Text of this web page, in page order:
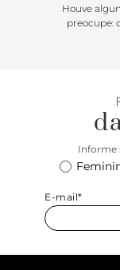
Houve
preocupe:
Informe
E-mail*